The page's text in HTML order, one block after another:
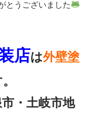
とうございました
店は外壁塗
・土岐市地